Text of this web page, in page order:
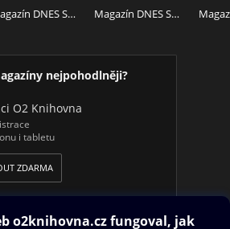
Magazín DNES SPECIÁL Střední Čechy - 7.8.2026 Magazín DNES SPECIÁL Pardubický - 7.8.2026
nejpohodlněji?
O2 Knihovna
i tabletu
ZDARMA